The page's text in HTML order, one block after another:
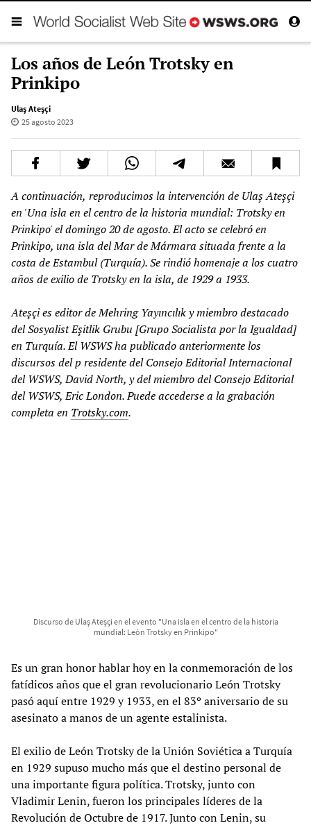
Los años de León Trotsky en
Prinkipo
Ulaş Ateşçi
25 agosto 2023
A continuación, reproducimos la intervención de Ulaş Ateşçi
en 'Una isla en el centro de la historia mundial: Trotsky en
Prinkipo' el domingo 20 de agosto. El acto se celebró en
Prinkipo, una isla delMar de Mármara situada frente a la
costa de Estambul (Turquía). Se rindió homenaje a los cuatro
años de exilio de Trotsky en la isla, de 1929 a 1933.
Ateşçi es editor de Mehring Yayıncılık y miembro destacado
del Sosyalist Eşitlik Grubu [Grupo Socialista por la Igualdad]
en Turquía. El WSWS ha publicado anteriormente los
discursos delp residente del Consejo Editorial Internacional
del WSWS, David North, y del miembro del Consejo Editorial
del WSWS, Eric London. Puede accederse a la grabación
completa en Trotsky.com.
Discurso de Ulaş Ateşçi en el evento "Una isla en el centro de la historia
mundial: León Trotsky en Prinkipo"
Es un gran honor hablar hoy en la conmemoración de los
fatídicos años que el gran revolucionario León Trotsky
pasó aquí entre 1929 y 1933, en el 83º aniversario de su
asesinato a manos de un agente estalinista.
El exilio de León Trotsky de la Unión Soviética a Turquía
en 1929 supuso mucho más que el destino personal de
una importante figura política. Trotsky, junto con
Vladimir Lenin, fueron los principales líderes de la
Revolución de Octubre de 1917. Junto con Lenin, su